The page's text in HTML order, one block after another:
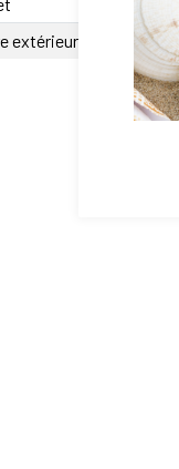
extérieur D